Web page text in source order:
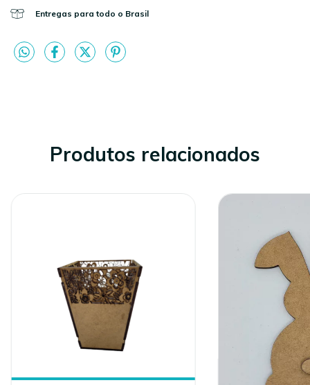
Entregas para todo o Brasil
Produtos relacionados